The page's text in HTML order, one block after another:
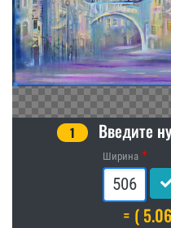
1 Введите
Ширина
= (